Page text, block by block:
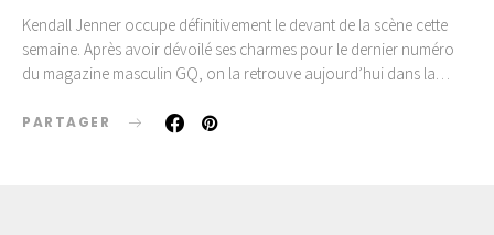
Kendall Jenner occupe définitivement le devant de la scène cette
semaine. Après avoir dévoilé ses charmes pour le dernier numéro
du magazine masculin GQ, on la retrouve aujourd’hui dans la…
PARTAGER